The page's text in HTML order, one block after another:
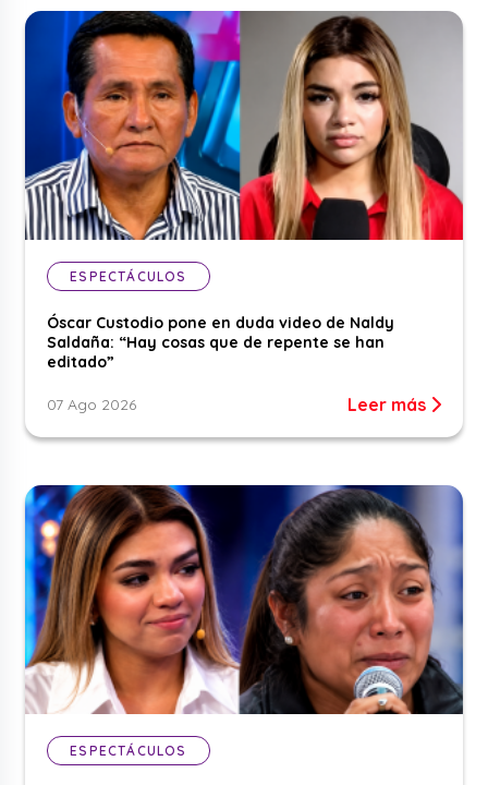
ESPECTÁCULOS
Óscar Custodio pone en duda video de Naldy
Saldaña: “Hay cosas que de repente se han
editado”
07 Ago 2026 Leer más
ESPECTÁCULOS